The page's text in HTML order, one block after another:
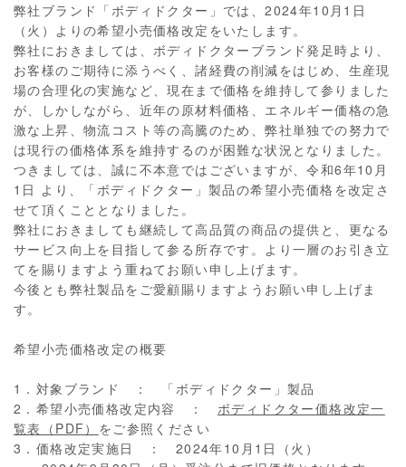
弊社ブランド「ボディドクター」では、2024年10月1日
（火）よりの希望小売価格改定をいたします。
弊社におきましては、ボディドクターブランド発足時より、
お客様のご期待に添うべく、諸経費の削減をはじめ、生産現
場の合理化の実施など、現在まで価格を維持して参りました
が、しかしながら、近年の原材料価格、エネルギー価格の急
激な上昇、物流コスト等の高騰のため、弊社単独での努力で
は現行の価格体系を維持するのが困難な状況となりました。
つきましては、誠に不本意ではございますが、令和6年10月
1日 より、「ボディドクター」製品の希望小売価格を改定さ
せて頂くこととなりました。
弊社におきましても継続して高品質の商品の提供と、更なる
サービス向上を目指して参る所存です。より一層のお引き立
てを賜りますよう重ねてお願い申し上げます。
今後とも弊社製品をご愛顧賜りますようお願い申し上げま
す。
希望小売価格改定の概要
1．対象ブランド ： 「ボディドクター」製品
2．希望小売価格改定内容 ： ボディドクター価格改定一
覧表（PDF） をご参照ください
3．価格改定実施日 ： 2024年10月1日（火）